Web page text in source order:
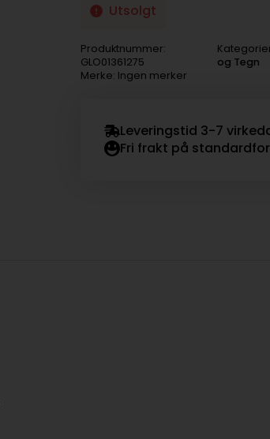
Utsolgt
Produktnummer:
GLO01361275
og Tegn
Merke: Ingen merker
Leveringstid 3-7
Fri frakt på